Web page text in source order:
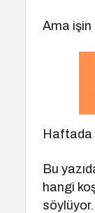
Ama işin
Haftada
Bu
hangi